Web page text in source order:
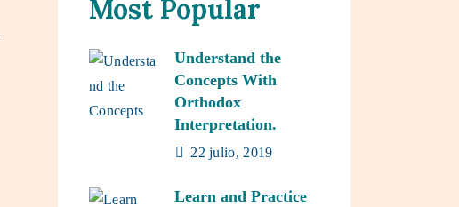
Most Popular
Understand the
Concepts With
Orthodox
Interpretation.
22 julio, 2019
Learn and Practice